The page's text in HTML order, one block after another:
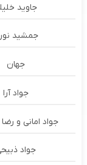
جاوید
جمشید
جهان
جواد آرا
جواد امانی و
جواد